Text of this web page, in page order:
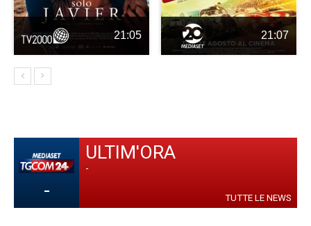
21:05 21:07
-
ULTIM'ORA
-
TUTTE LE NEWS